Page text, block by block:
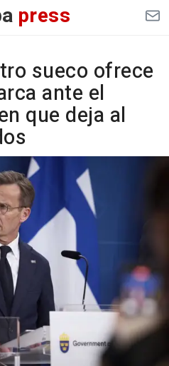
press
sueco ofrece
ante el
que deja al